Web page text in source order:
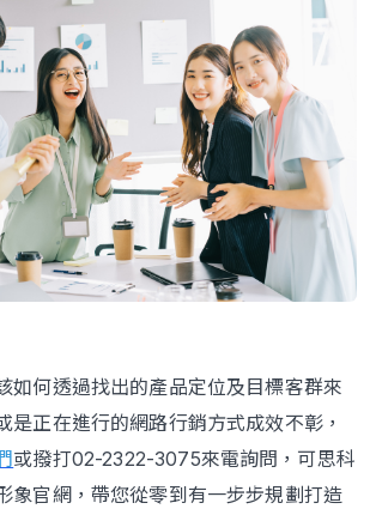
如何透過找出的產品定位及目標客群來
是正在進行的網路行銷方式成效不彰，
或撥打02-2322-3075來電詢問，可思科
象官網，帶您從零到有一步步規劃打造